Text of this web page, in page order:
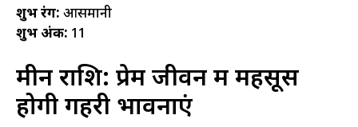
शुभ रंग: आसमानी
शुभ अंक: 11
मीन राशि: प्रेम जीवन में महसूस
होगी गहरी भावनाएं